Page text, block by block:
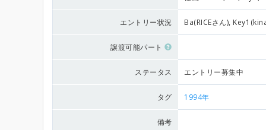
エントリー状況 Ba(RICEさん),
譲渡可能パート
ステータス エントリー募集中
タグ 1994年
備考